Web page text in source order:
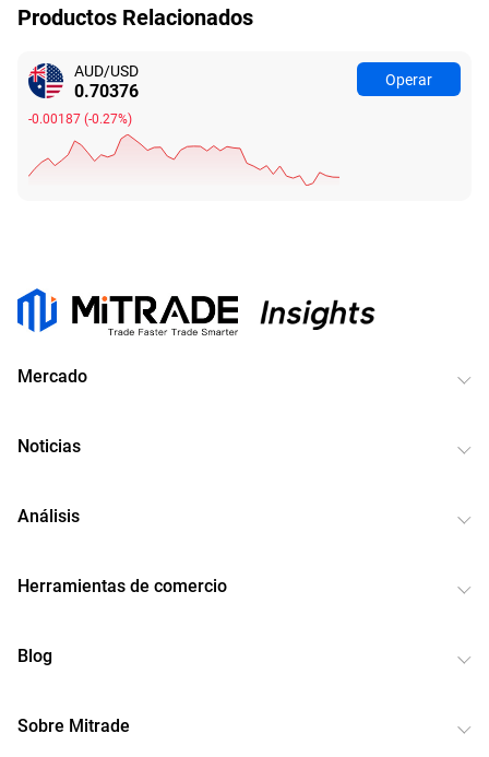
Productos Relacionados
AUD/USD
0.70374
-0.00189(-0.27%)
Operar
Mercado
Noticias
Análisis
Herramientas de comercio
Blog
Sobre Mitrade